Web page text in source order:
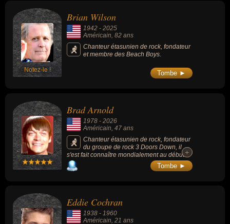
Notez-le !
Brian Wilson
1942 - 2025
Américain, 82 ans
Chanteur étasunien de rock, fondateur
et membre des Beach Boys.
Tombe ►
Brad Arnold
1978 - 2026
Américain , 47 ans
Chanteur étasunien de rock, fondateur
du groupe de rock 3 Doors Down, il
s'est fait connaître mondialement au début
des années 2000 avec le tube planétaire
"Kryptonite" (vendu plus de 30 millions
+
+
Tombe ►
Eddie Cochran
1938 - 1960
Américain, 21 ans